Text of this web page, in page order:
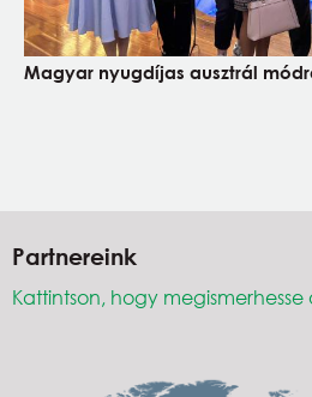
Magyar nyugdíjas ausztrál
Partnereink
Kattintson, hogy megismerhesse